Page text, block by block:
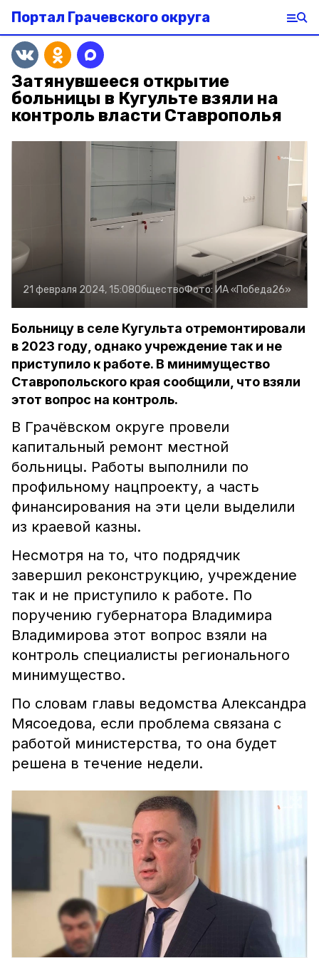
Портал Грачевского округа
Затянувшееся открытие
больницы в Кугульте взяли на
контроль власти Ставрополья
21 февраля 2024, 15:08ОбществоФото: ИА «Победа26»
Больницу в селе Кугульта отремонтировали
в 2023 году, однако учреждение так и не
приступило к работе. В минимущество
Ставропольского края сообщили, что взяли
этот вопрос на контроль.
В Грачёвском округе провели
капитальный ремонт местной
больницы. Работы выполнили по
профильному нацпроекту, а часть
финансирования на эти цели выделили
из краевой казны.
Несмотря на то, что подрядчик
завершил реконструкцию, учреждение
так и не приступило к работе. По
поручению губернатора Владимира
Владимирова этот вопрос взяли на
контроль специалисты регионального
минимущество.
По словам главы ведомства Александра
Мясоедова, если проблема связана с
работой министерства, то она будет
решена в течение недели.